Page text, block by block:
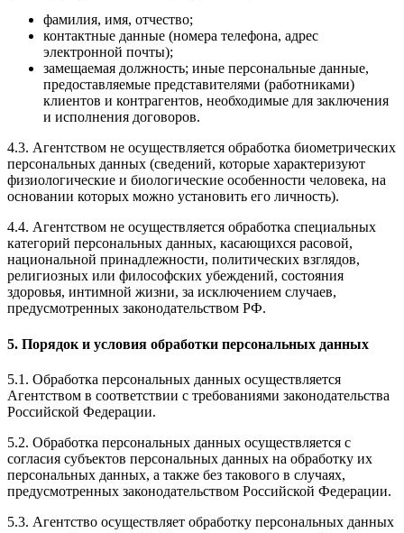
фамилия, имя, отчество;
контактные данные (номера телефона, адрес
электронной почты);
замещаемая должность; иные персональные данные,
предоставляемые представителями (работниками)
клиентов и контрагентов, необходимые для заключения
и исполнения договоров.
4.3. Агентством не осуществляется обработка биометрических
персональных данных (сведений, которые характеризуют
физиологические и биологические особенности человека, на
основании которых можно установить его личность).
4.4. Агентством не осуществляется обработка специальных
категорий персональных данных, касающихся расовой,
национальной принадлежности, политических взглядов,
религиозных или философских убеждений, состояния
здоровья, интимной жизни, за исключением случаев,
предусмотренных законодательством РФ.
5. Порядок и условия обработки персональных данных
5.1. Обработка персональных данных осуществляется
Агентством в соответствии с требованиями законодательства
Российской Федерации.
5.2. Обработка персональных данных осуществляется с
согласия субъектов персональных данных на обработку их
персональных данных, а также без такового в случаях,
предусмотренных законодательством Российской Федерации.
5.3. Агентство осуществляет обработку персональных данных